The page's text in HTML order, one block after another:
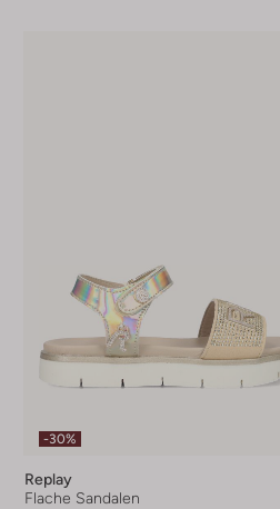
-30%
Replay
Flache Sandalen